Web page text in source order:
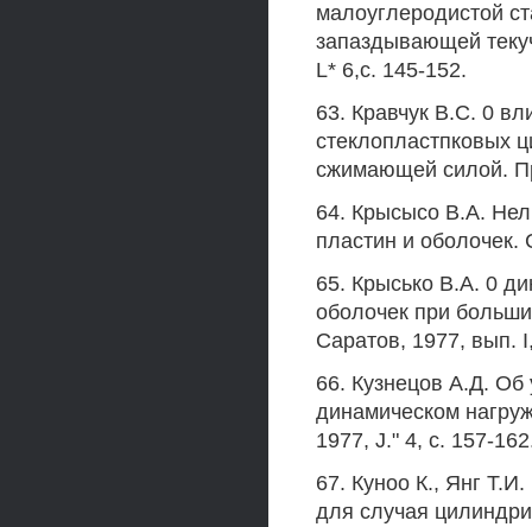
малоуглеродистой
запаздывающей
L* 6,с. 145-152.
63. Кравчук B.C. 0
стеклопластпковых
сжимающей силой.
64. Крысысо В.А.
пластин и оболочек.
65. Крысько В.А. 0
оболочек при
Саратов, 1977, вып.
66. Кузнецов А.Д. Об
динамическом
1977, J." 4, с. 157-
67. Куноо К., Янг Т.И.
для случая